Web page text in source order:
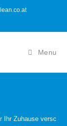
Menu
Ihr Zuhause